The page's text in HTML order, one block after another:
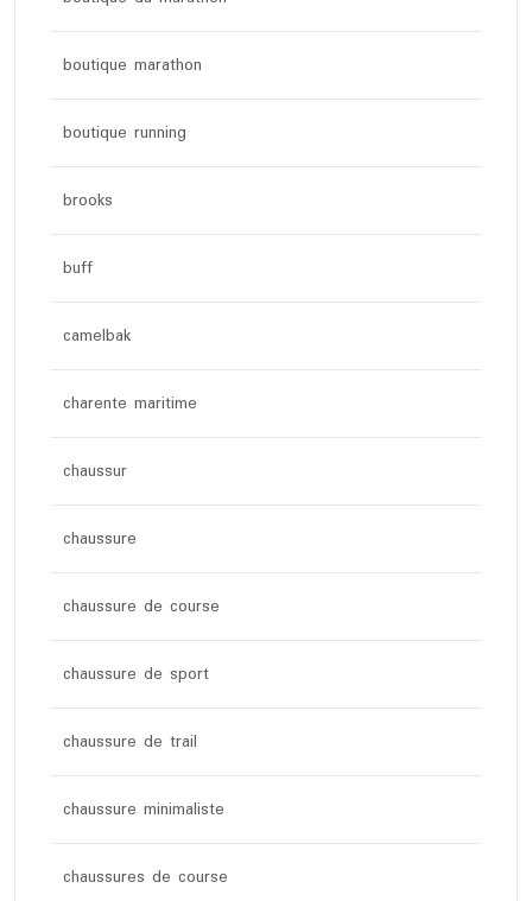
boutique marathon
boutique running
brooks
buff
camelbak
charente maritime
chaussur
chaussure
chaussure de course
chaussure de sport
chaussure de trail
chaussure minimaliste
chaussures de course